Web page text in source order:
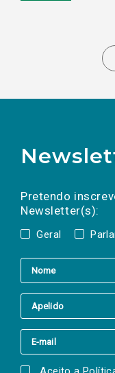
Pretendo
Newsletter(s):
Geral
a(s)
mail